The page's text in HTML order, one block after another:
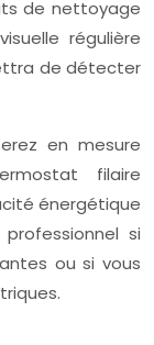
de nettoyage
régulière
de détecter
en mesure
filaire
énergétique
si
ou si vous